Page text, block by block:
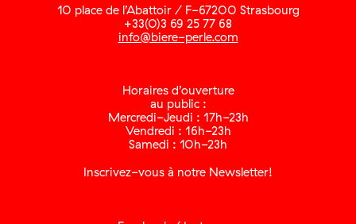
10 place de l’Abattoir / F-67200 Strasbourg
+33(0)3 69 25 77 68
info@biere-perle.com
Horaires d’ouverture
au public :
Mercredi-Jeudi : 17h-23h
Vendredi : 16h-23h
Samedi : 10h-23h
Inscrivez-vous à notre Newsletter!